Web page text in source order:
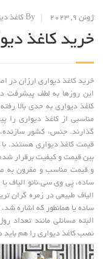
ژوئن 9, 2023 By کاغذ دیواری
خرید کاغذ
خرید کاغذ دیواری ارزان در
این روزها به لطف پیشرفت
کاغذ دیواری به حدی بالا
مناسبی از کاغذ دیواری را
گذارند. جنس، کشور
بین قیمت و کیفیت برقرار
و قیمت مناسب و مقرون به
ساده، پی وی سی،نانو الیاف
الیاف طبیعی در زمره گران
ساده یا همانطور که اشاره
البته مسائلی مانند تعداد
نصب کاغذ دیواری را هم باید